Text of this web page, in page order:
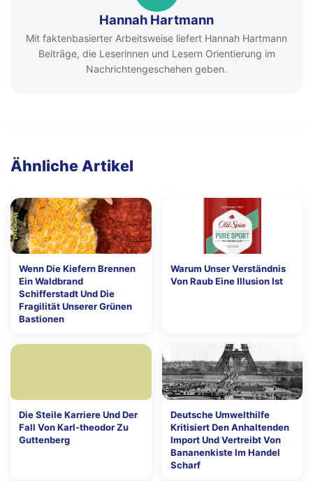
Hannah Hartmann
Mit faktenbasierter Arbeitsweise liefert Hannah Hartmann
Beiträge, die Leserinnen und Lesern Orientierung im
Nachrichtengeschehen geben.
Ähnliche Artikel
Wenn Die Kiefern Brennen
Ein Waldbrand
Schifferstadt Und Die
Fragilität Unserer Grünen
Bastionen
Warum Unser Verständnis
Von Raub Eine Illusion Ist
Die Steile Karriere Und Der
Fall Von Karl-theodor Zu
Guttenberg
Deutsche Umwelthilfe
Kritisiert Den Anhaltenden
Import Und Vertreibt Von
Bananenkiste Im Handel
Scharf